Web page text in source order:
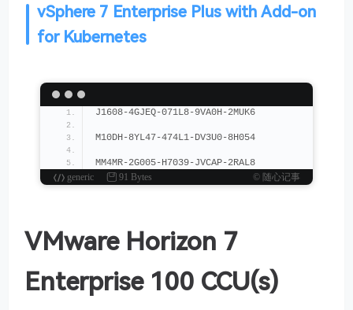
vSphere 7 Enterprise Plus with Add-on
for Kubernetes
J1608-4GJEQ-071L8-9VA0H-2MUK6
M10DH-8YL47-474L1-DV3U0-8H054
MM4MR-2G005-H7039-JVCAP-2RAL8
generic
91 Bytes © 随心记事
VMware Horizon 7
Enterprise 100 CCU(s)